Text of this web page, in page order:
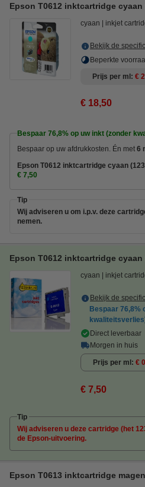
Epson T0612 inktcartridge
cyaan inkjet
Bekijk de
Beperkte
Prijs per ml
€
€ 18,50
Bespaar 76,8% op uw inkt (zonder
Bespaar op uw afdrukkosten. Én met 6
Epson T0612 inktcartridge cyaan
€ 7,50
Tip
Wij adviseren u om i.p.v. deze
nemen.
Epson T0612 inktcartridge
cyaan inkjet
Bekijk de
Bespaar 76,8%
Direct leverbaar
Morgen in huis
Prijs per ml €
€ 7,50
Tip
Wij adviseren u deze cartridge (het
de Epson-uitvoering.
Epson T0613 inktcartridge